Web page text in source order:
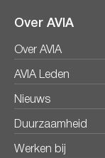
Over AVIA
Over AVIA
AVIA Leden
Nieuws
Duurzaamheid
Werken bij